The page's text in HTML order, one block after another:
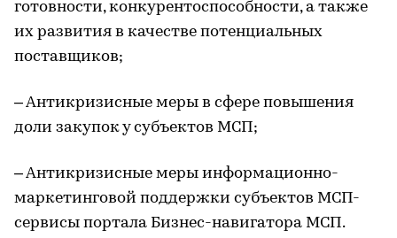
готовности, конкурентоспособности, а также
их развития в качестве потенциальных
поставщиков;
– Антикризисные меры в сфере повышения
доли закупок у субъектов МСП;
– Антикризисные меры информационно-
маркетинговой поддержки субъектов МСП-
сервисы портала Бизнес-навигатора МСП.